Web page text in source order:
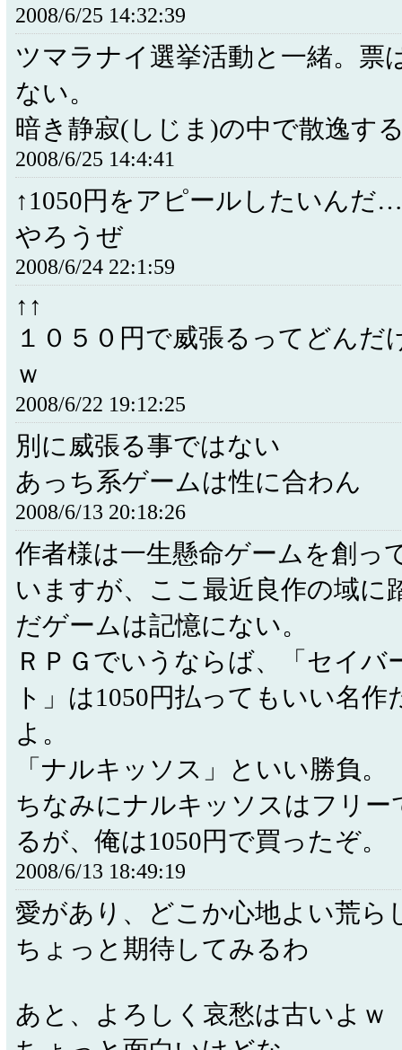
2008/6/25 14:32:39
ツマラナイ選挙活動と一緒。票
ない。
暗き静寂(しじま)の中で散逸す
2008/6/25 14:4:41
↑1050円をアピールしたいんだ
やろうぜ
2008/6/24 22:1:59
↑↑
１０５０円で威張るってどんだ
ｗ
2008/6/22 19:12:25
別に威張る事ではない
あっち系ゲームは性に合わん
2008/6/13 20:18:26
作者様は一生懸命ゲームを創っ
いますが、ここ最近良作の域に
だゲームは記憶にない。
ＲＰＧでいうならば、「セイバ
ト」は1050円払ってもいい名作
よ。
「ナルキッソス」といい勝負。
ちなみにナルキッソスはフリー
るが、俺は1050円で買ったぞ。
2008/6/13 18:49:19
愛があり、どこか心地よい荒ら
ちょっと期待してみるわ
あと、よろしく哀愁は古いよｗ